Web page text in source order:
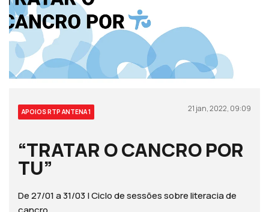
APOIOS RTP ANTENA 1 21 jan, 2022, 09:09
“TRATAR O CANCRO POR
TU”
De 27/01 a 31/03 | Ciclo de sessões sobre literacia de